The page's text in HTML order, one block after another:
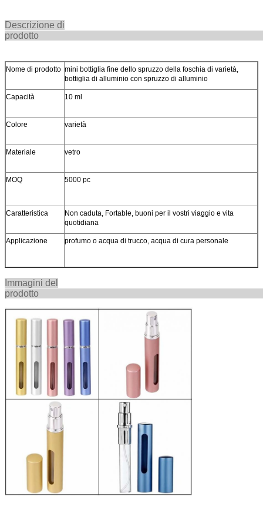
Descrizione di
Nome di prodotto mini bottiglia fine dello spruzzo della foschia di varietà,
bottiglia di alluminio con spruzzo di alluminio
Capacità 10 ml
Colore varietà
Materiale vetro
MOQ 5000 pc
Caratteristica
Non caduta, Fortable, buoni per il vostri viaggio e vita
quotidiana
Applicazione profumo o acqua di trucco, acqua di cura personale
Immagini del